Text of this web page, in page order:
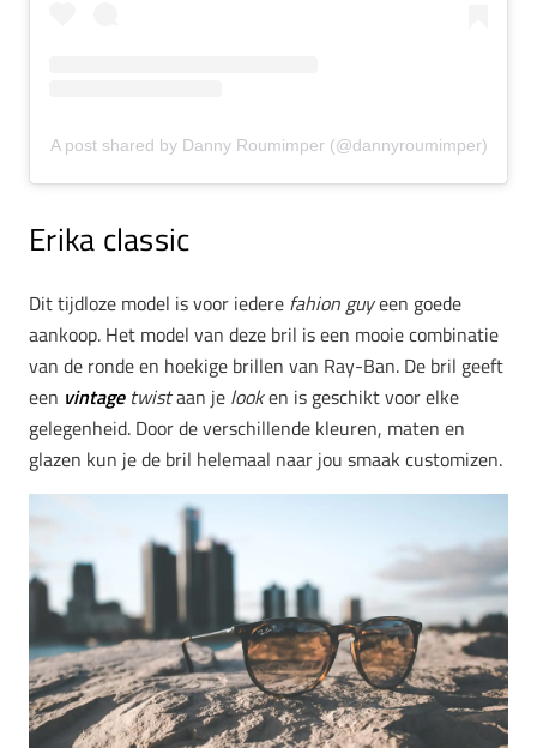
A post shared by Danny Roumimper (@dannyroumimper)
Erika classic
Dit tijdloze model is voor iedere fahion guyeen goede
aankoop. Het model van deze bril is een mooie combinatie
van de ronde en hoekige brillen van Ray-Ban. De bril geeft
een vintage twistaan je looken is geschikt voor elke
gelegenheid. Door de verschillende kleuren, maten en
glazen kun je de bril helemaal naar jou smaak customizen.